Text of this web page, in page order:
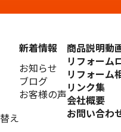
え
新着情報
お知らせ
ブログ
お客様の声
商品説明動
リフォーム
リフォーム
リンク集
会社概要
お問い合わ